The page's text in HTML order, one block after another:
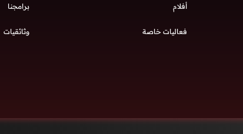
أفلام برامجنا
فعاليات خاصة وثائقيات